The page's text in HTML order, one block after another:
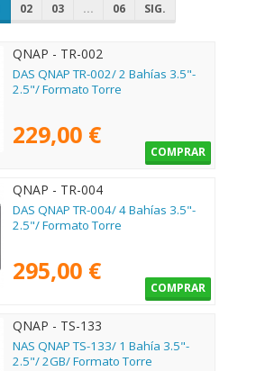
02 03 ... 06 SIG.
QNAP - TR-002
DAS QNAP TR-002/ 2 Bahías 3.5"-
2.5"/ Formato Torre
229,00 €
COMPRAR
QNAP - TR-004
DAS QNAP TR-004/ 4 Bahías 3.5"-
2.5"/ Formato Torre
295,00 €
COMPRAR
QNAP - TS-133
NAS QNAP TS-133/ 1 Bahía 3.5"-
2.5"/ 2GB/ Formato Torre